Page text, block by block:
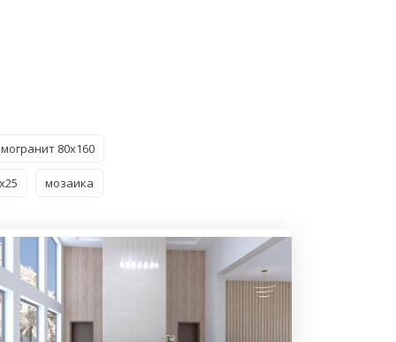
80x160
мозаика